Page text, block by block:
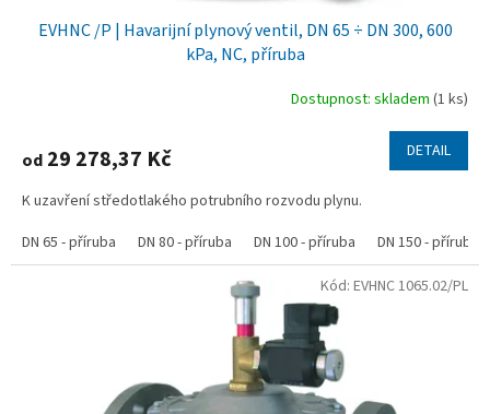
EVHNC /P | Havarijní plynový ventil, DN 65 ÷ DN 300, 600
kPa, NC, příruba
Dostupnost: skladem (1 ks)
od 29 278,37 Kč DETAIL
K uzavření středotlakého potrubního rozvodu plynu.
DN 65 - příruba
DN 80 - příruba DN 100 - příruba DN 150 - příruba
Kód: EVHNC 1065.02/PL